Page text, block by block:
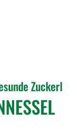
Zuckerl